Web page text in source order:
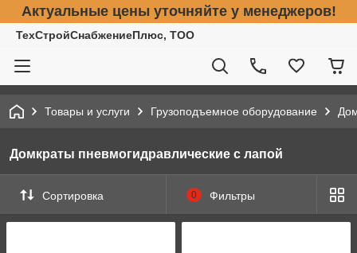
Актуальные цены уточняйте у менеджеров!
ТехСтройСнабжениеПлюс, ТОО
Товары и услуги Грузоподъемное оборудование
Домкраты пневмогидравлические с лапой
Сортировка 0 Фильтры